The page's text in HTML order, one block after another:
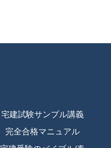
宅建試験サンプル講義
完全合格マニュアル